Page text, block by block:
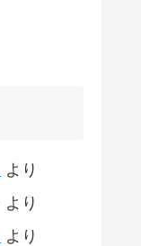
より
より
より